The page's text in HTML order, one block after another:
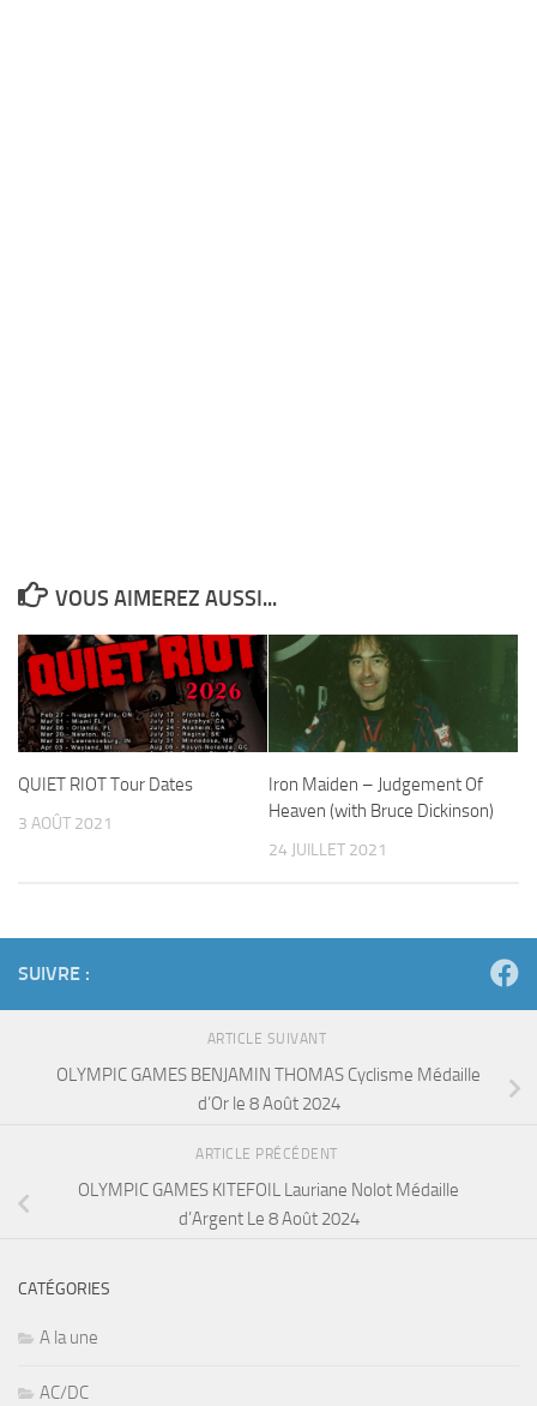
VOUS AIMEREZ AUSSI...
QUIET RIOT Tour Dates
3 AOÛT 2021
Iron Maiden – Judgement Of
Heaven (with Bruce Dickinson)
24 JUILLET 2021
SUIVRE :
ARTICLE SUIVANT
OLYMPIC GAMES BENJAMIN THOMAS Cyclisme Médaille
d’Or le 8 Août 2024
ARTICLE PRÉCÉDENT
OLYMPIC GAMES KITEFOIL Lauriane Nolot Médaille
d’Argent Le 8 Août 2024
CATÉGORIES
A la une
AC/DC